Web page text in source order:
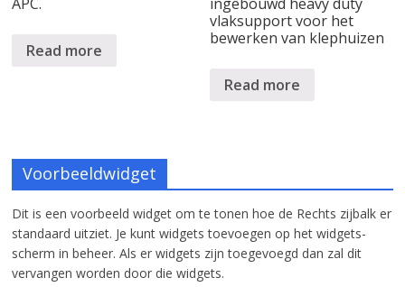
Read more
vlaksupport voor het
bewerken van klephuizen
Read more
Voorbeeldwidget
Dit is een voorbeeld widget om te tonen hoe de Rechts zijbalk er
standaard uitziet. Je kunt widgets toevoegen op het widgets-
scherm in beheer. Als er widgets zijn toegevoegd dan zal dit
vervangen worden door die widgets.